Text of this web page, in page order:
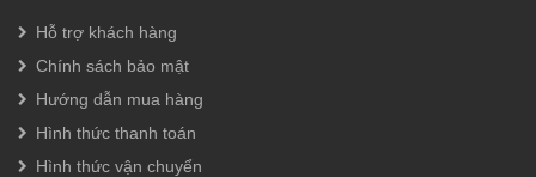
Hỗ trợ khách hàng
Chính sách bảo mật
Hướng dẫn mua hàng
Hình thức thanh toán
Hình thức vận chuyển